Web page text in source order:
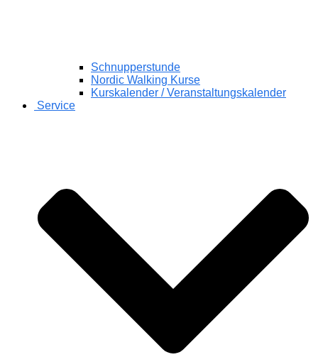
Schnupperstunde
Nordic Walking Kurse
Kurskalender / Veranstaltungskalender
Service